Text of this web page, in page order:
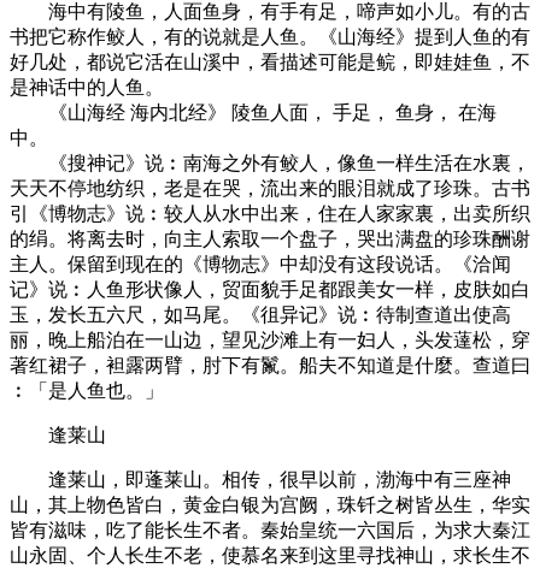
海中有陵鱼，人面鱼身，有手有足，啼声如小儿。有的古
书把它称作鲛人，有的说就是人鱼。《山海经》提到人鱼的有
好几处，都说它活在山溪中，看描述可能是鲩，即娃娃鱼，不
是神话中的人鱼。
《山海经 海内北经》 陵鱼人面， 手足， 鱼身， 在海
中。
《搜神记》说︰南海之外有鲛人，像鱼一样生活在水裏，
天天不停地纺织，老是在哭，流出来的眼泪就成了珍珠。古书
引《博物志》说︰较人从水中出来，住在人家家裏，出卖所织
的绢。将离去时，向主人索取一个盘子，哭出满盘的珍珠酬谢
主人。保留到现在的《博物志》中却没有这段说话。《洽闻
记》说︰人鱼形状像人，贸面貌手足都跟美女一样，皮肤如白
玉，发长五六尺，如马尾。《徂异记》说︰待制查道出使高
丽，晚上船泊在一山边，望见沙滩上有一妇人，头发薘松，穿
著红裙子，袒露两臂，肘下有鬣。船夫不知道是什麼。查道曰
︰「是人鱼也。」
逢莱山
逢莱山，即蓬莱山。相传，很早以前，渤海中有三座神
山，其上物色皆白，黄金白银为宫阙，珠钎之树皆丛生，华实
皆有滋味，吃了能长生不者。秦始皇统一六国后，为求大秦江
山永固、个人长生不老，使慕名来到这里寻找神山，求长生不